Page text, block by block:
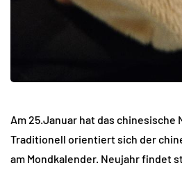
Am 25.Januar hat das chinesische
Traditionell orientiert sich der
am Mondkalender. Neujahr findet